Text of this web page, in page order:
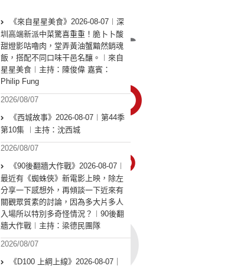
《來自星星美食》2026-08-07︱深
圳高端新派中菜驚喜重重！脆卜卜酸
甜燈影咕嚕肉，堂弄黃油蟹黯然銷魂
飯，搭配不同口味干邑名釀。︱來自
星星美食︱主持：陳俊偉 嘉賓：
Philip Fung
2026/08/07
《西城故事》2026-08-07︱第44季
第10集 ︱主持：沈西城
2026/08/07
《90後翻牆大作戰》2026-08-07︱
最近有《蜘蛛俠》新電影上映，除左
分享一下感想外，再傾談一下近來有
關觀眾質素的討論，因為多大片多人
入場所以特別多奇怪情況？︱90後翻
牆大作戰︱主持：梁德民團隊
2026/08/07
《D100 上綱上線》2026-08-07｜